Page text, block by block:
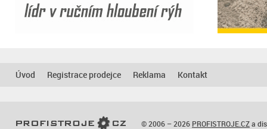
Úvod Registrace prodejce Reklama Kontakt
© 2006 – 2026 PROFISTROJE.CZa